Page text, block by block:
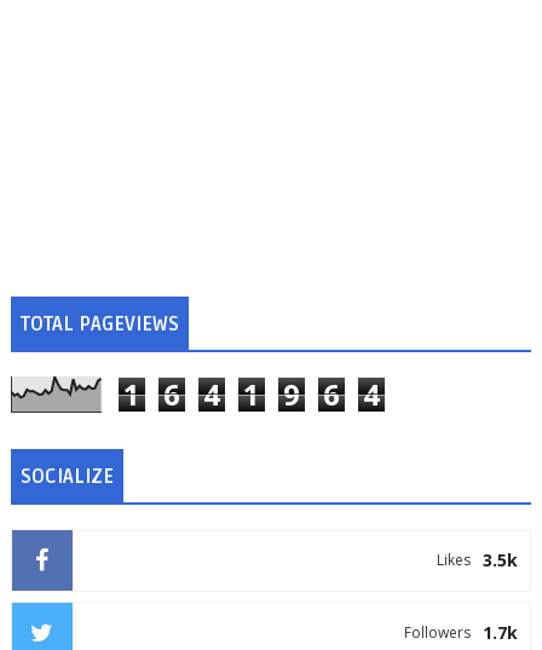
TOTAL PAGEVIEWS
1 6 4 1 9 6 4
SOCIALIZE
3.5k
Likes
1.7k
Followers